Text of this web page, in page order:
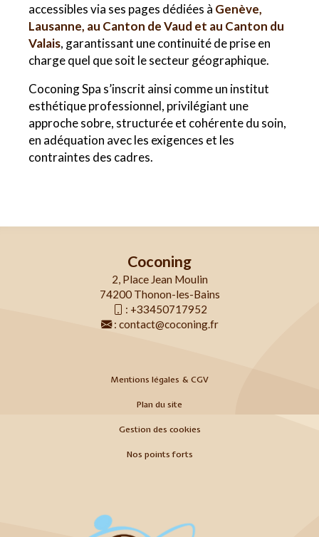
accessibles via ses pages dédiées à Genève,
Lausanne, au Canton de Vaud et au Canton du
Valais, garantissant une continuité de prise en
charge quel que soit le secteur géographique.
Coconing Spa s’inscrit ainsi comme un institut
esthétique professionnel, privilégiant une
approche sobre, structurée et cohérente du soin,
en adéquation avec les exigences et les
contraintes des cadres.
Coconing
2, Place Jean Moulin
74200 Thonon-les-Bains
: +33450717952
: contact@coconing.fr
Mentions légales & CGV
Plan du site
Gestion des cookies
Nos points forts